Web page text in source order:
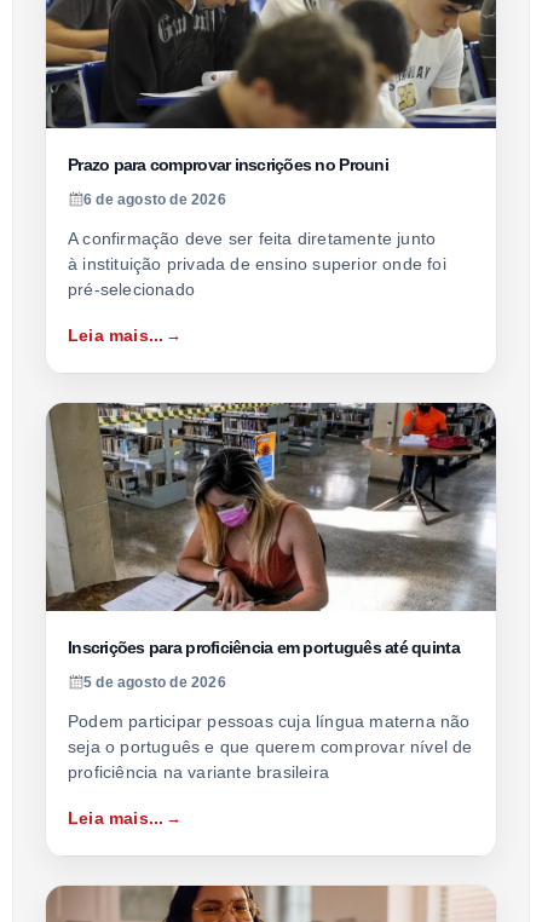
Prazo para comprovar inscrições no Prouni
6 de agosto de 2026
A confirmação deve ser feita diretamente junto
à instituição privada de ensino superior onde foi
pré-selecionado
Leia mais...
Inscrições para proficiência em português até quinta
5 de agosto de 2026
Podem participar pessoas cuja língua materna não
seja o português e que querem comprovar nível de
proficiência na variante brasileira
Leia mais...